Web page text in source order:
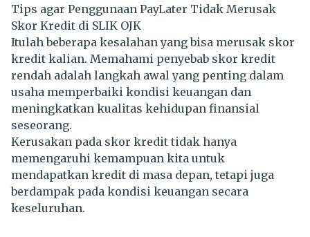
Tips agar Penggunaan PayLater Tidak Merusak
Skor Kredit di SLIK OJK
Itulah beberapa kesalahan yang bisa merusak skor
kredit kalian. Memahami penyebab skor kredit
rendah adalah langkah awal yang penting dalam
usaha memperbaiki kondisi keuangan dan
meningkatkan kualitas kehidupan finansial
seseorang.
Kerusakan pada skor kredit tidak hanya
memengaruhi kemampuan kita untuk
mendapatkan kredit di masa depan, tetapi juga
berdampak pada kondisi keuangan secara
keseluruhan.